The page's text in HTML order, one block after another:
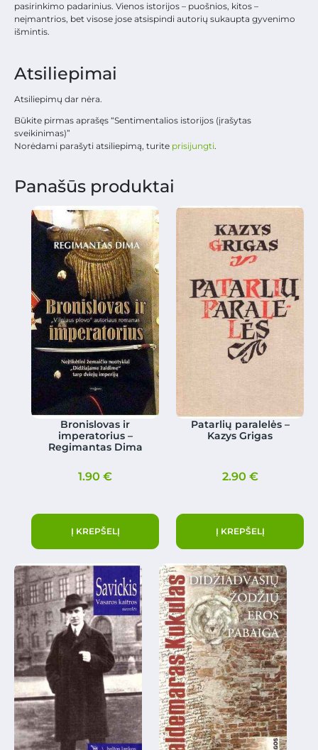
pasirinkimo padarinius. Vienos istorijos – puošnios, kitos –
neįmantrios, bet visose jose atsispindi autorių sukaupta gyvenimo
išmintis.
Atsiliepimai
Atsiliepimų dar nėra.
Būkite pirmas aprašęs “Sentimentalios istorijos (įrašytas
sveikinimas)”
Norėdami parašyti atsiliepimą, turite prisijungti.
Panašūs produktai
Bronislovas ir
imperatorius –
Regimantas Dima
1.90€
Į KREPŠELĮ
Patarlių paralelės –
Kazys Grigas
2.90 €
Į KREPŠELĮ